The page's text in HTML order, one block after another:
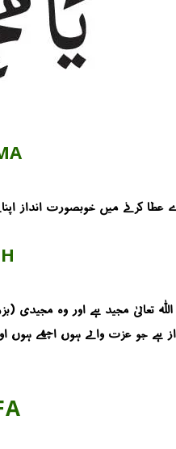
کرنے میں خوبصورت انداز
اللہ تعالیٰ مجید ہے اور وہ
ہے جو عزت والے ہوں، اچھے